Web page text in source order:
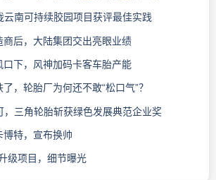
云南可持续胶园项目获评最佳实践
商后，大陆集团交出亮眼业绩
口下，风神加码卡客车胎产能
，轮胎厂为何还不敢“松口气”？
，三角轮胎斩获绿色发展典范企业奖
特，宣布换帅
级项目，细节曝光